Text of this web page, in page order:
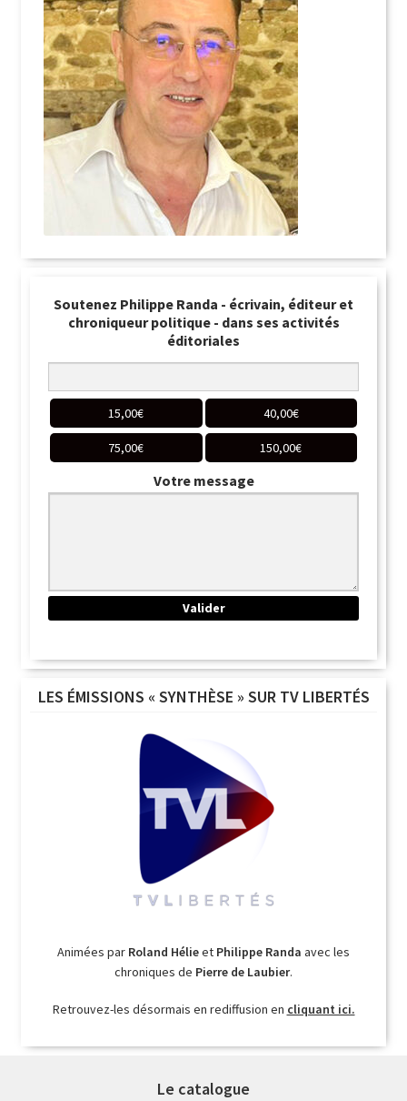
Soutenez Philippe Randa - écrivain, éditeur et
chroniqueur politique - dans ses activités
éditoriales
15,00€ 40,00€
75,00€ 150,00€
Votre message
LES ÉMISSIONS « SYNTHÈSE » SUR TV LIBERTÉS
Animées par Roland Hélieet Philippe Randa avec les
chroniques de Pierre de Laubier.
Retrouvez-les désormais en rediffusion en cliquant ici.
Le catalogue